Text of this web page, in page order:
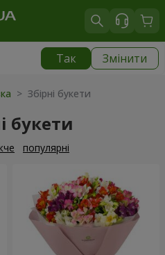
Так Змінити
безкоштовно
> Збірні букети
букети
популярні